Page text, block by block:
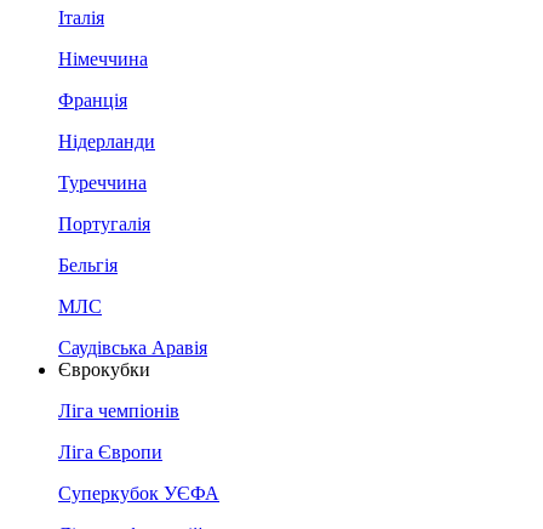
Італія
Німеччина
Франція
Нідерланди
Туреччина
Португалія
Бельгія
МЛС
Саудівська Аравія
Єврокубки
Ліга чемпіонів
Ліга Європи
Суперкубок УЄФА